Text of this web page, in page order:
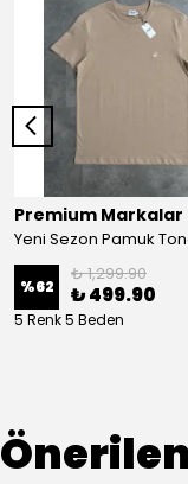
Premium Markalar
%62
₺ 1,299.90
₺ 499.90
5 Renk 5 Beden